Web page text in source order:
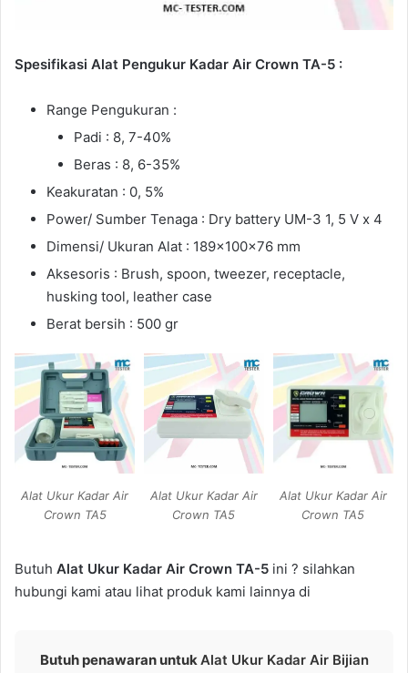
Spesifikasi Alat Pengukur Kadar Air Crown TA-5 :
Range Pengukuran :
Padi : 8, 7-40%
Beras : 8, 6-35%
Keakuratan : 0, 5%
Power/ Sumber Tenaga : Dry battery UM-3 1, 5 V x 4
Dimensi/ Ukuran Alat : 189x100x76 mm
Aksesoris : Brush, spoon, tweezer, receptacle,
husking tool, leather case
Berat bersih : 500 gr
Alat Ukur Kadar Air
Crown TA5
Alat Ukur Kadar Air
Crown TA5
Alat Ukur Kadar Air
Crown TA5
Butuh Alat Ukur Kadar Air Crown TA-5 ini ? silahkan
hubungi kami atau lihat produk kami lainnya di
Butuh penawaran untukAlat Ukur Kadar Air Bijian